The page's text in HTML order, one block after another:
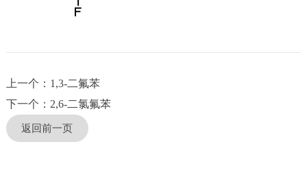
上一个：1,3-二氟苯
下一个：2,6-二氯氟苯
返回前一页